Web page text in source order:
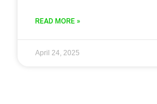
READ MORE »
April 24, 2025